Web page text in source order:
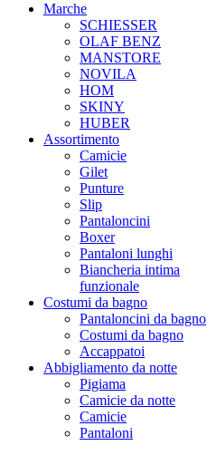
Marche
SCHIESSER
OLAF BENZ
MANSTORE
NOVILA
HOM
SKINY
HUBER
Assortimento
Camicie
Gilet
Punture
Slip
Pantaloncini
Boxer
Pantaloni lunghi
Biancheria intima
funzionale
Costumi da bagno
Pantaloncini da bagno
Costumi da bagno
Accappatoi
Abbigliamento da notte
Pigiama
Camicie da notte
Camicie
Pantaloni